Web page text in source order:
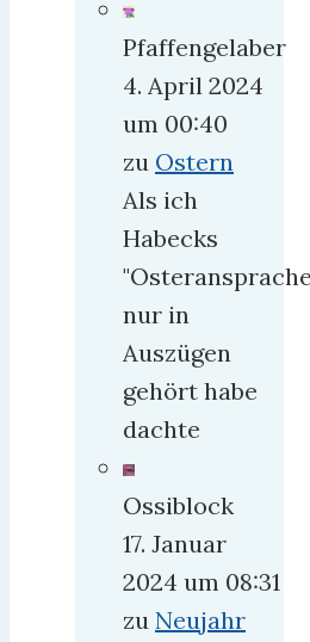
Pfaffengelaber
4. April 2024
um 00:40
zu Ostern
Als ich
Habecks
nur in
Auszügen
gehört habe
dachte
Ossiblock
17. Januar
2024 um 08:31
zu Neujahr